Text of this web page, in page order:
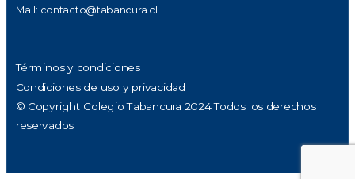
Mail: contacto@tabancura.cl
Términos y condiciones
Condiciones de uso y privacidad
© Copyright Colegio Tabancura 2024 Todos los derechos
reservados